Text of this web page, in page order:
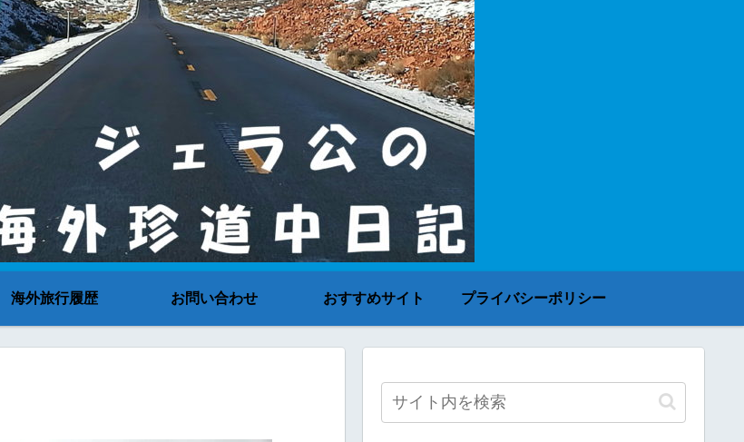
海外旅行履歴 お問い合わせ おすすめサイト プライバシーポリシー